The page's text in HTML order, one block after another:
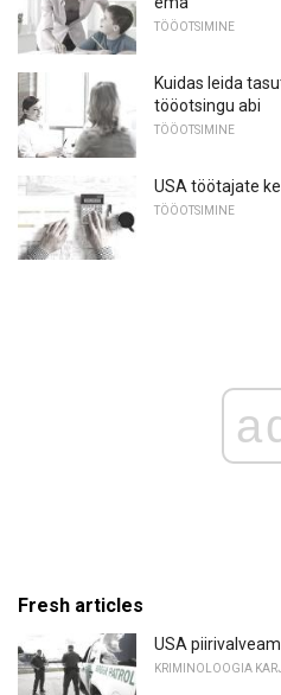
TÖÖOTSIMINE
Kuidas leida
tööotsingu abi
TÖÖOTSIMINE
USA töötajate
TÖÖOTSIMINE
Fresh articles
USA
KRIMINOLOOGIA